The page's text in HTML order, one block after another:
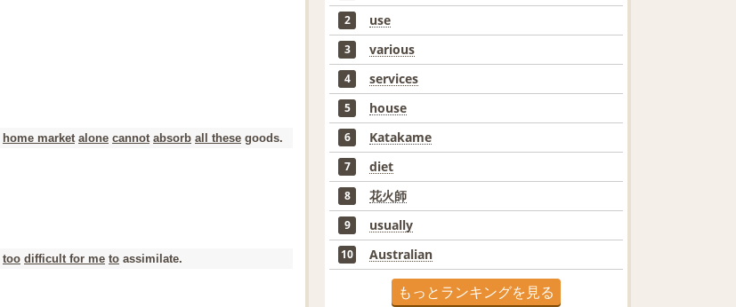
home market alone cannot absorb all these goods.
too difficult for me to assimilate.
2 use
3 various
4 services
5 house
6 Katakame
7 diet
8 花火師
9 usually
10 Australian
もっとランキングを見る